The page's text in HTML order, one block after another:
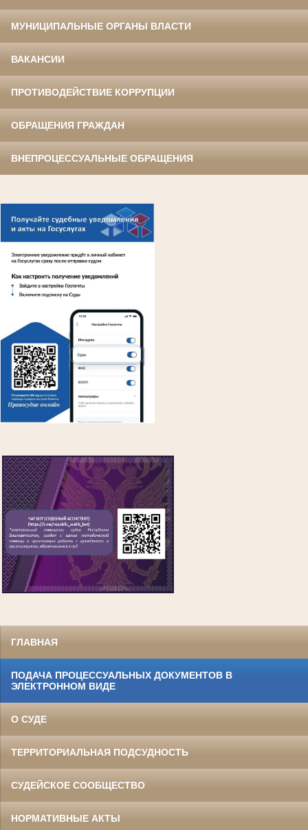
МУНИЦИПАЛЬНЫЕ ОРГАНЫ ВЛАСТИ
ВАКАНСИИ
ПРОТИВОДЕЙСТВИЕ КОРРУПЦИИ
ОБРАЩЕНИЯ ГРАЖДАН
ВНЕПРОЦЕССУАЛЬНЫЕ ОБРАЩЕНИЯ
ГЛАВНАЯ
ПОДАЧА ПРОЦЕССУАЛЬНЫХ ДОКУМЕНТОВ В
ЭЛЕКТРОННОМ ВИДЕ
О СУДЕ
ТЕРРИТОРИАЛЬНАЯ ПОДСУДНОСТЬ
СУДЕЙСКОЕ СООБЩЕСТВО
НОРМАТИВНЫЕ АКТЫ